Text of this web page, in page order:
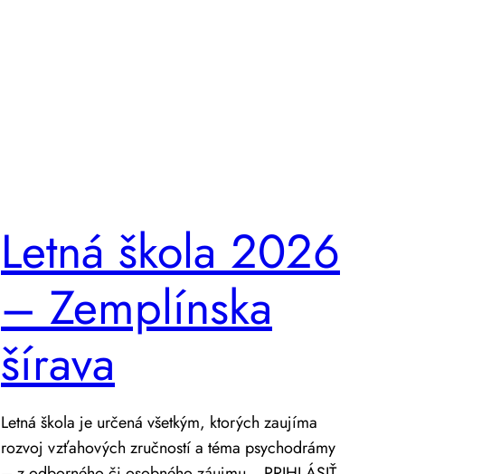
Letná škola 2026
– Zemplínska
šírava
Letná škola je určená všetkým, ktorých zaujíma
rozvoj vzťahových zručností a téma psychodrámy